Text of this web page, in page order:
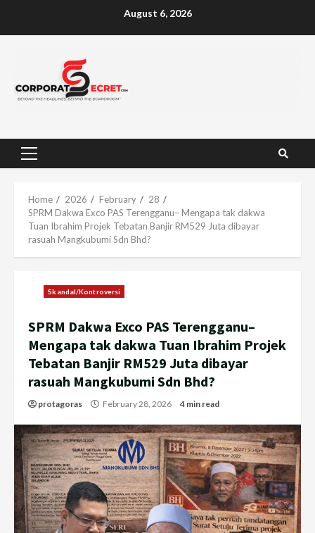
August 6, 2026
Primary
Home 2026 February
28
SPRM Dakwa Exco PAS Terengganu– Mengapa tak dakwa
Tuan Ibrahim Projek Tebatan Banjir RM529 Juta dibayar
rasuah Mangkubumi Sdn Bhd?
Skandal/Kontroversi
SPRM Dakwa Exco PAS Terengganu–
Mengapa tak dakwa Tuan Ibrahim Projek
Tebatan Banjir RM529 Juta dibayar
rasuah Mangkubumi Sdn Bhd?
protagoras February 28, 2026 4 min read